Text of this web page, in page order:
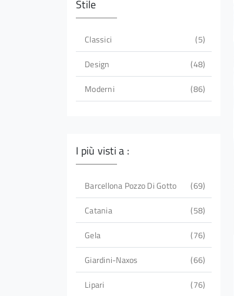
Stile
Classici
5
Design
48
Moderni
86
I più visti a :
Barcellona Pozzo Di Gotto
69
Catania
58
Gela
76
Giardini-Naxos
66
Lipari
76